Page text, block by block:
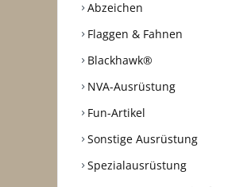
Abzeichen
Flaggen & Fahnen
Blackhawk®
NVA-Ausrüstung
Fun-Artikel
Sonstige Ausrüstung
Spezialausrüstung